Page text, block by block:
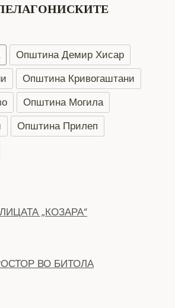
Општина Демир Хисар
Општина Кривогаштани
Општина Могила
Општина Прилеп
„КОЗАРА“
ВО БИТОЛА
за Надзорен одбор кои